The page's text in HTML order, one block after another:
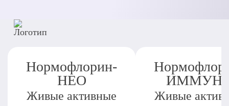
Нормофлорин-
НЕО
Живые активные
Живые